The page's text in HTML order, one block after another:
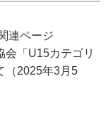
連ページ
会「U15カテゴリ
（2025年3月5